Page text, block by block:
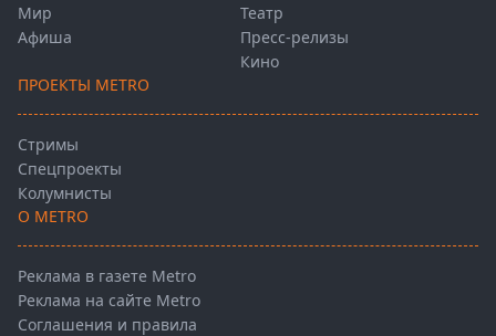
Мир
Афиша
Театр
Пресс-релизы
Кино
ПРОЕКТЫ METRO
Стримы
Спецпроекты
Колумнисты
О METRO
Реклама в газете Metro
Реклама на сайте Metro
Соглашения и правила